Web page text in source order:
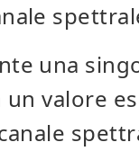
una
un valore